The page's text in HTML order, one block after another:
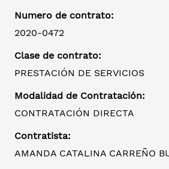
Numero de contrato:
2020-0472
Clase de contrato:
PRESTACIÓN DE SERVICIOS
Modalidad de Contratación:
CONTRATACIÓN DIRECTA
Contratista:
AMANDA CATALINA CARREÑO